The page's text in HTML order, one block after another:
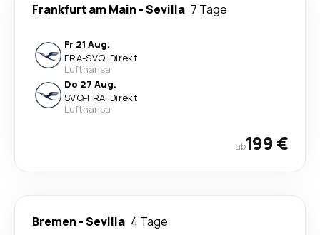
Frankfurt am Main -Sevilla 7 Tage
Fr 21 Aug.
FRA-SVQ· Direkt
Lufthansa
Do 27 Aug.
SVQ-FRA· Direkt
Lufthansa
ab199 €
Bremen -Sevilla 4 Tage